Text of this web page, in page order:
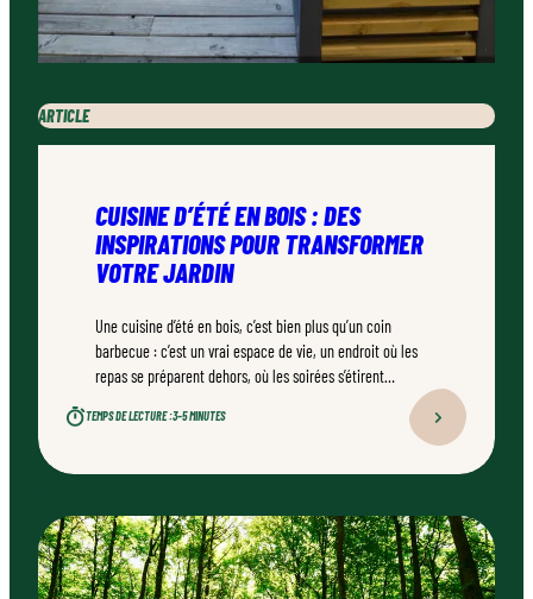
ARTICLE
CUISINE D’ÉTÉ EN BOIS : DES
INSPIRATIONS POUR TRANSFORMER
VOTRE JARDIN
Une cuisine d’été en bois, c’est bien plus qu’un coin
barbecue : c’est un vrai espace de vie, un endroit où les
repas se préparent dehors, où les soirées s’étirent
professionnel qualifié, ce type d’aménagement peut
TEMPS DE LECTURE :3–5 MINUTES